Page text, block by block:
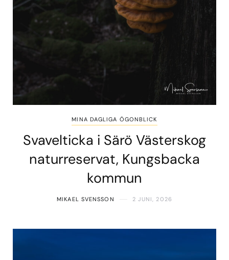
MINA DAGLIGA ÖGONBLICK
Svavelticka i Särö Västerskog
naturreservat, Kungsbacka
kommun
MIKAEL SVENSSON 2 JUNI, 2026